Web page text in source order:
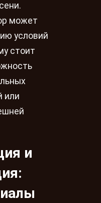
может
условий
стоит
или
и